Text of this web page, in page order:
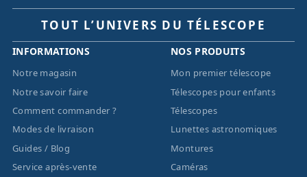
TOUT L’UNIVERS DU TÉLESCOPE
INFORMATIONS
Notre magasin
Notre savoir faire
Comment commander ?
Modes de livraison
Guides / Blog
Service après-vente
NOS PRODUITS
Mon premier télescope
Télescopes pour enfants
Télescopes
Lunettes astronomiques
Montures
Caméras